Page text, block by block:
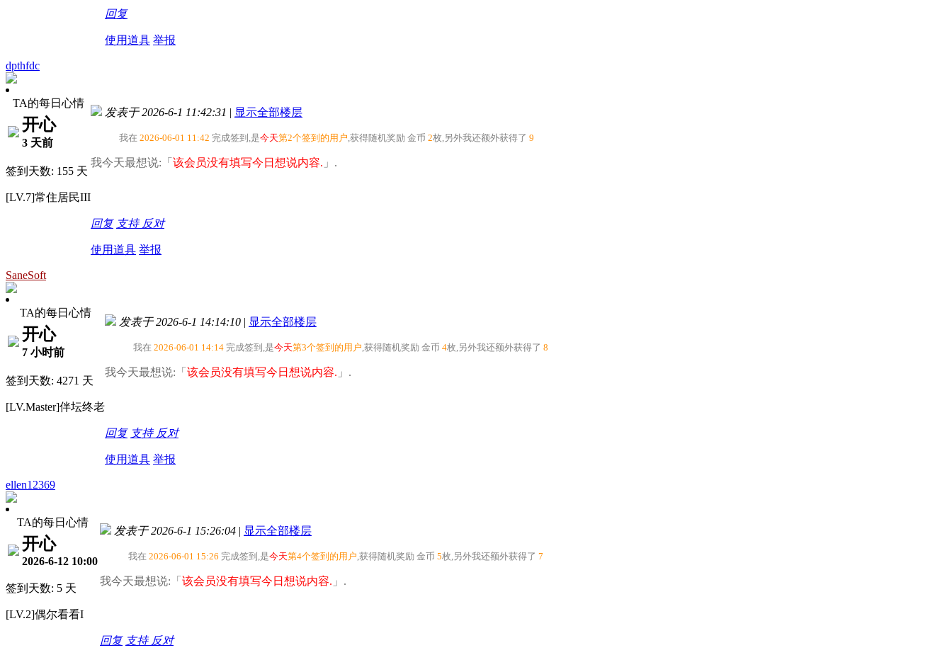
回复
使用道具 举报
dpthfdc
TA的每日心情
开心
3 天前
签到天数: 155 天
[LV.7]常住居民III
发表于 2026-6-1 11:42:31 | 显示全部楼层
我在 2026-06-01 11:42 完成签到,是今天第2个签到的用户 ,获得随机奖励 金币 2枚 ,另外我还额外获得了 9
我今天最想说:「 该会员没有填写今日想说内容. 」.
回复 支持 反对
使用道具 举报
SaneSoft
TA的每日心情
开心
7 小时前
签到天数: 4271 天
[LV.Master]伴坛终老
发表于 2026-6-1 14:14:10 | 显示全部楼层
我在 2026-06-01 14:14 完成签到,是今天第3个签到的用户 ,获得随机奖励 金币 4枚 ,另外我还额外获得了 8
我今天最想说:「 该会员没有填写今日想说内容. 」.
回复 支持 反对
使用道具 举报
ellen12369
TA的每日心情
开心
2026-6-12 10:00
签到天数: 5 天
[LV.2]偶尔看看I
发表于 2026-6-1 15:26:04 | 显示全部楼层
我在 2026-06-01 15:26 完成签到,是今天第4个签到的用户 ,获得随机奖励 金币 5枚 ,另外我还额外获得了 7
我今天最想说:「 该会员没有填写今日想说内容. 」.
回复 支持 反对